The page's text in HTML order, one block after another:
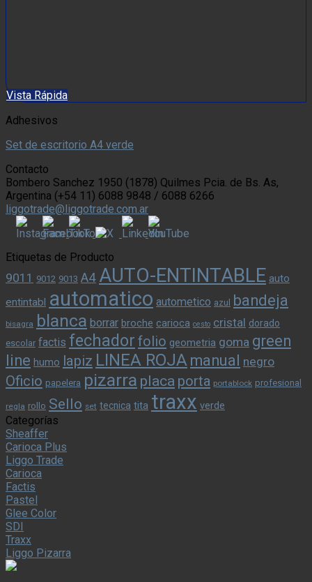
Vista Rápida
Adhesivos
Set de escritorio A4 verde
Contacto
Bombero Sanchez 1950 (1878) Quilmes Pcia. de Bs. As,
Argentina (+54 11) 6088 9848 / 6088 6266
liggotrade@liggotrade.com.ar
Etiquetas de Producto
9011 9012 9013 A4 AUTO-ENTINTABLE auto
entintabl automatico autometico azul bandeja
bisagra blanca borrar broche carioca cesto cristal dorado
escolar factis fechador folio geometria goma green
line humo lapiz LINEA ROJA manual negro
Oficio papelera pizarra placa porta portablock profesional
regla rollo Sello set tecnica tita traxx verde
Categorías
Sheaffer
Carioca Plus
Liggo Trade
Carioca
Factis
Pastel
Glee Color
SDI
Traxx
Liggo Pizarra